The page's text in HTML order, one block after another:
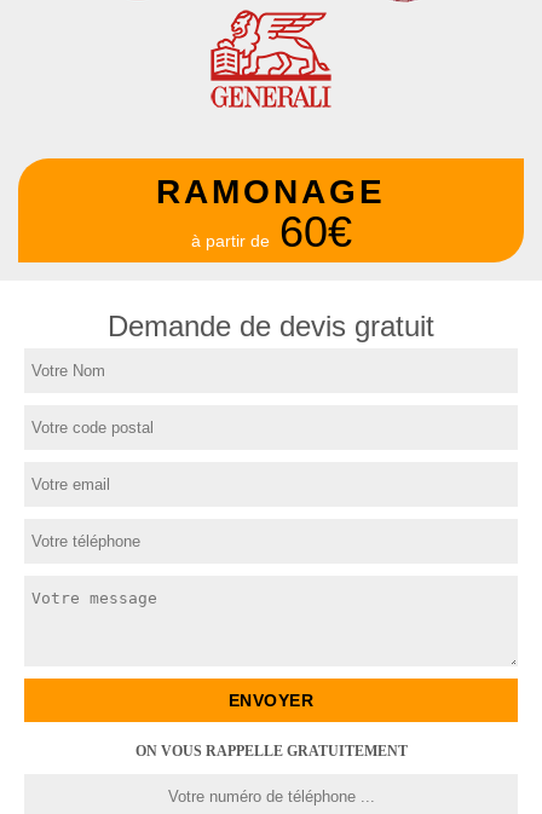
RAMONAGE
à partir de 60€
Demande de devis gratuit
ON VOUS RAPPELLE GRATUITEMENT